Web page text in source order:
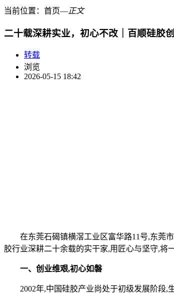
当前位置： 首页―正文
二十载深耕实业，初心不改｜百顺硅胶
转载
浏览
2026-05-15 18:42
在东莞石碣镇横滘工业区富华路11号,东莞
胶行业深耕二十余载的实干家,用匠心与坚守,将
一、创业维艰,初心如磐
2002年,中国硅胶产业尚处于初级发展阶段